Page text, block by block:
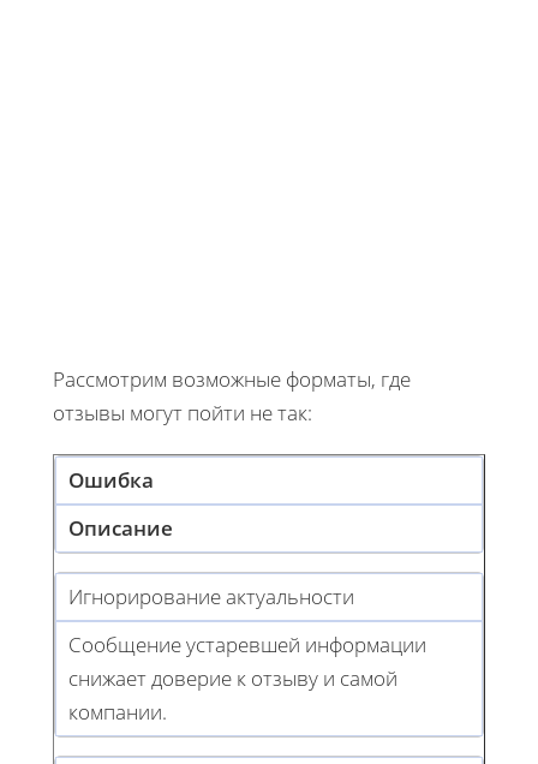
Рассмотрим возможные форматы, где
отзывы могут пойти не так:
Ошибка
Описание
Игнорирование актуальности
Сообщение устаревшей информации
снижает доверие к отзыву и самой
компании.